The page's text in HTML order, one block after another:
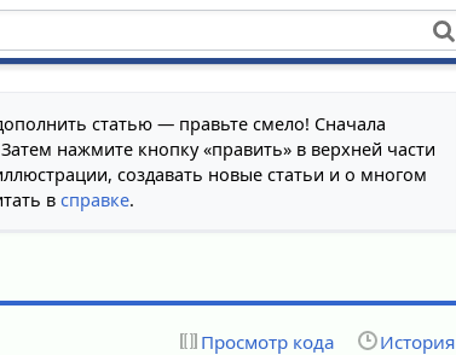
статью — правьте смело! Сначала
нажмите кнопку «править» в верхней части
создавать новые статьи и о многом
в справке.
Просмотр кода История